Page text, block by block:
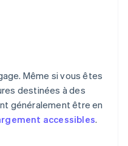
Même si vous êtes
destinées à des
généralement être en
accessibles.